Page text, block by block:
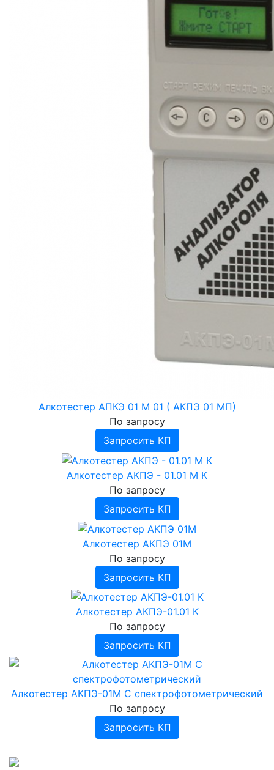
Алкотестер АПКЭ 01 М 01 ( АКПЭ 01 МП)
По запросу
Запросить КП
Алкотестер АКПЭ - 01.01 М К
По запросу
Запросить КП
Алкотестер АКПЭ 01М
По запросу
Запросить КП
Алкотестер АКПЭ-01.01 К
По запросу
Запросить КП
Алкотестер АКПЭ-01М С спектрофотометрический
По запросу
Запросить КП